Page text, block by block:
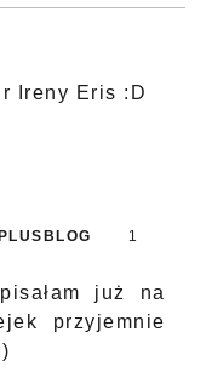
Ireny Eris :D
1
już na
przyjemnie